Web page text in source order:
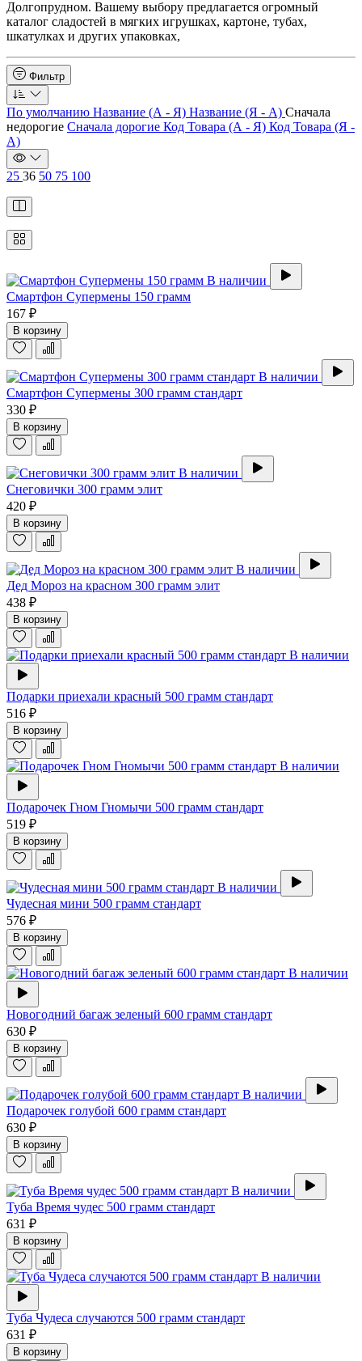
Долгопрудном. Вашему выбору предлагается огромный
каталог сладостей в мягких игрушках, картоне, тубах,
шкатулках и других упаковках,
Фильтр
По умолчанию Название (А - Я) Название (Я - А) Сначала
недорогие Сначала дорогие Код Товара (А - Я) Код Товара (Я -
А)
25 36 50 75 100
В наличии
Смартфон Супермены 150 грамм
167 ₽
В корзину
В наличии
Смартфон Супермены 300 грамм стандарт
330 ₽
В корзину
В наличии
Снеговички 300 грамм элит
420 ₽
В корзину
В наличии
Дед Мороз на красном 300 грамм элит
438 ₽
В корзину
В наличии
Подарки приехали красный 500 грамм стандарт
516 ₽
В корзину
В наличии
Подарочек Гном Гномычи 500 грамм стандарт
519 ₽
В корзину
В наличии
Чудесная мини 500 грамм стандарт
576 ₽
В корзину
В наличии
Новогодний багаж зеленый 600 грамм стандарт
630 ₽
В корзину
В наличии
Подарочек голубой 600 грамм стандарт
630 ₽
В корзину
В наличии
Туба Время чудес 500 грамм стандарт
631 ₽
В корзину
В наличии
Туба Чудеса случаются 500 грамм стандарт
631 ₽
В корзину